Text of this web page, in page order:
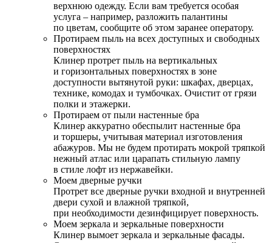
верхнюю одежду. Если вам требуется особая
услуга – например, разложить палантины
по цветам, сообщите об этом заранее оператору.
Протираем пыль на всех доступных и свободных
поверхностях
Клинер протрет пыль на вертикальных
и горизонтальных поверхностях в зоне
доступности вытянутой руки: шкафах, дверцах,
технике, комодах и тумбочках. Очистит от грязи
полки и этажерки.
Протираем от пыли настенные бра
Клинер аккуратно обеспылит настенные бра
и торшеры, учитывая материал изготовления
абажуров. Мы не будем протирать мокрой тряпкой
нежный атлас или царапать стильную лампу
в стиле лофт из нержавейки.
Моем дверные ручки
Протрет все дверные ручки входной и внутренней
двери сухой и влажной тряпкой,
при необходимости дезинфицирует поверхность.
Моем зеркала и зеркальные поверхности
Клинер вымоет зеркала и зеркальные фасады.